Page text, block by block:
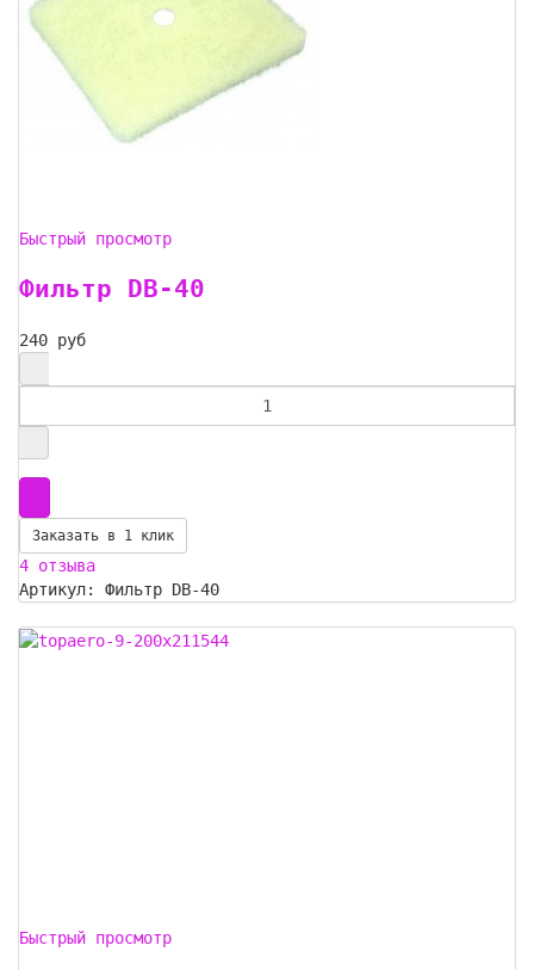
Быстрый просмотр
Фильтр DB-40
240 руб
Заказать в 1 клик
4 отзыва
Артикул: Фильтр DB-40
Быстрый просмотр